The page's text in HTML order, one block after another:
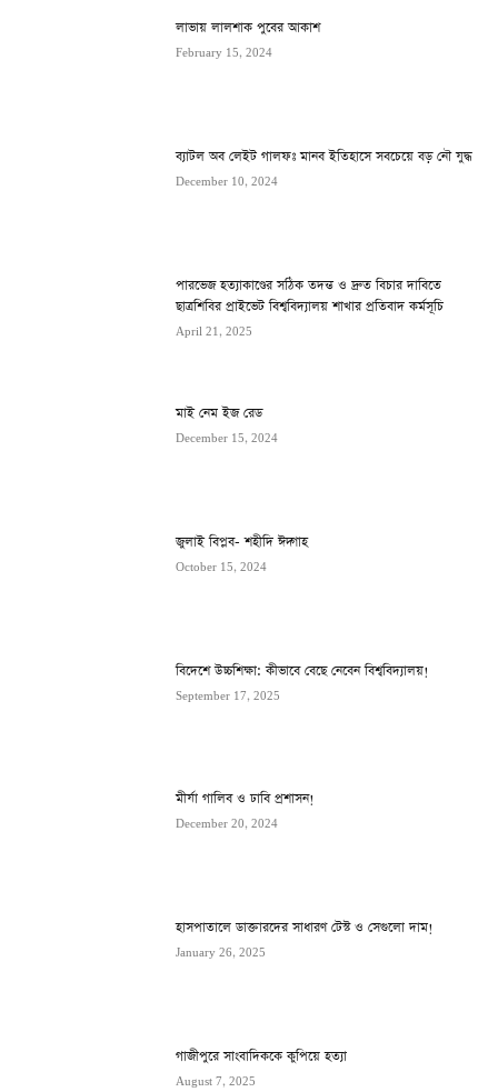
লাভায় লালশাক পুবের আকাশ
February 15, 2024
ব্যাটল অব লেইট গালফঃ মানব ইতিহাসে সবচেয়ে বড় নৌ যুদ্ধ
December 10, 2024
পারভেজ হত্যাকাণ্ডের সঠিক তদন্ত ও দ্রুত বিচার দাবিতে
ছাত্রশিবির প্রাইভেট বিশ্ববিদ্যালয় শাখার প্রতিবাদ কর্মসূচি
April 21, 2025
মাই নেম ইজ রেড
December 15, 2024
জুলাই বিপ্লব- শহীদি ঈদ্গাহ
October 15, 2024
বিদেশে উচ্চশিক্ষা: কীভাবে বেছে নেবেন বিশ্ববিদ্যালয়!
September 17, 2025
মীর্যা গালিব ও ঢাবি প্রশাসন!
December 20, 2024
হাসপাতালে ডাক্তারদের সাধারণ টেস্ট ও সেগুলো দাম!
January 26, 2025
গাজীপুরে সাংবাদিককে কুপিয়ে হত্যা
August 7, 2025